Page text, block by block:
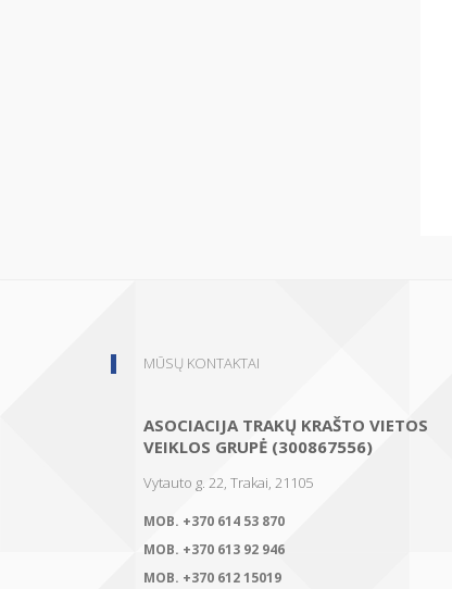
MŪSŲ KONTAKTAI
ASOCIACIJA TRAKŲ KRAŠTO VIETOS
VEIKLOS GRUPĖ (300867556)
Vytauto g. 22, Trakai, 21105
MOB. +370 614 53 870
MOB. +370 613 92 946
MOB. +370 612 15019